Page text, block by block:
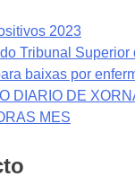
2023
Tribunal Superior
baixas por
DIARIO DE
MES